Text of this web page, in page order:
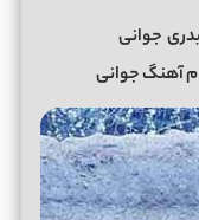
جوانی
آهنگ جوانی